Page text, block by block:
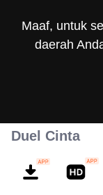
Maaf, untuk
daerah
Duel Cinta